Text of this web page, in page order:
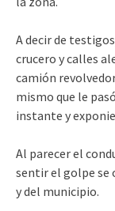
A decir de
crucero y calles
camión
mismo que le
instante y
Al parecer el
sentir el golpe se
y del municipio.